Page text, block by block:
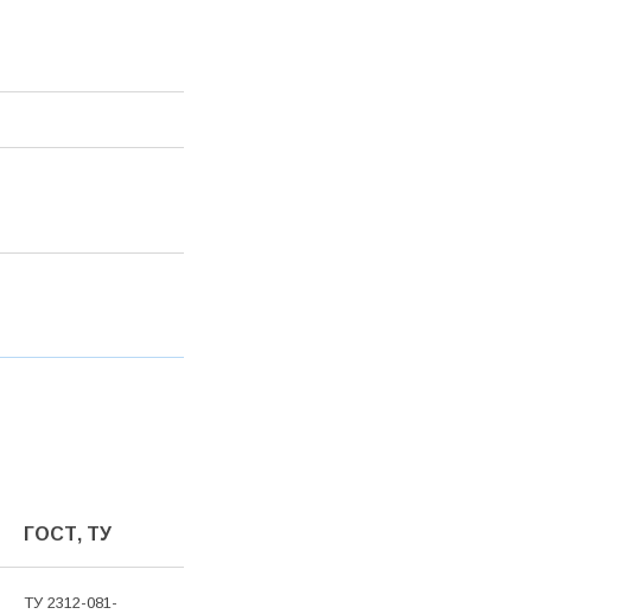
ГОСТ, ТУ
ТУ 2312-081-